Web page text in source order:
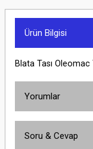
Ürün Bilgisi
Blata Tası
Yorumlar
Soru & Cevap